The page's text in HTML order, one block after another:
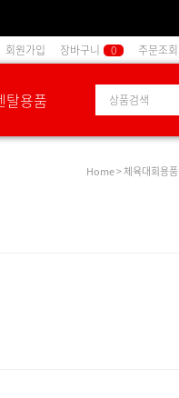
회원가입 장바구니 0 주문조회
탈용품
Home>체육대회용품